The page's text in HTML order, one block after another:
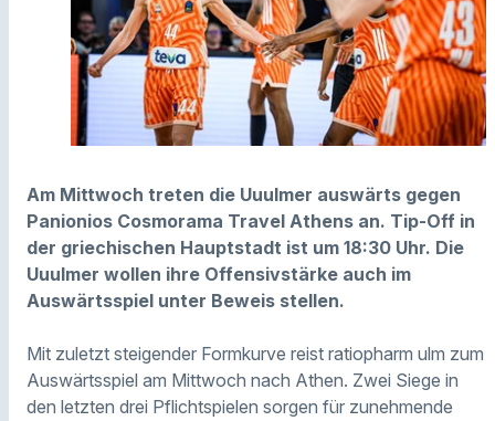
Am Mittwoch treten die Uuulmer auswärts gegen
Panionios Cosmorama Travel Athens an. Tip-Off in
der griechischen Hauptstadt ist um 18:30 Uhr. Die
Uuulmer wollen ihre Offensivstärke auch im
Auswärtsspiel unter Beweis stellen.
Mit zuletzt steigender Formkurve reist ratiopharm ulm zum
Auswärtsspiel am Mittwoch nach Athen. Zwei Siege in
den letzten drei Pflichtspielen sorgen für zunehmende